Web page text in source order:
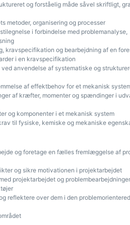
og forståelig måde såvel skriftligt,
metoder, organisering og processer
i forbindelse med problemanalyse,
kravspecifikation og bearbejdning af en
i en kravspecifikation
anvendelse af systematiske og
af effektbehov for et mekanisk
af kræfter, momenter og spændinger i
og komponenter i et mekanisk system
til fysiske, kemiske og mekaniske
og foretage en fælles fremlæggelse af
og sikre motivationen i projektarbejdet
projektarbejdet og
reflektere over dem i den